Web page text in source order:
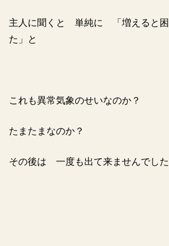
主人に聞くと 単純に 「増えると
た」と
これも異常気象のせいなのか？
たまたまなのか？
その後は 一度も出て来ませんでした